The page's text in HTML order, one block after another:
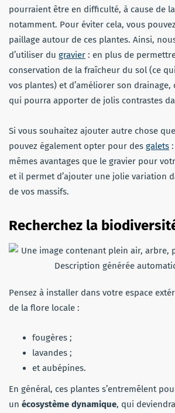
pourraient être en difficulté, à cause de
notamment. Pour éviter cela, vous
paillage autour de ces plantes. Ainsi,
d’utiliser du gravier : en plus de
conservation de la fraîcheur du sol (ce
vos plantes) et d’améliorer son drainage,
qui pourra apporter de jolis contrastes
Si vous souhaitez ajouter autre chose
pouvez également opter pour des galets
mêmes avantages que le gravier pour
et il permet d’ajouter une jolie variation
de vos massifs.
Recherchez la
Pensez à installer dans votre espace
de la flore locale :
fougères ;
lavandes ;
et aubépines.
En général, ces plantes s’entremêlent
un écosystème dynamique, qui